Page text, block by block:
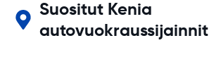
Suositut Kenia
autovuokraussijainnit